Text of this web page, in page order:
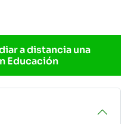
a distancia una
Educación